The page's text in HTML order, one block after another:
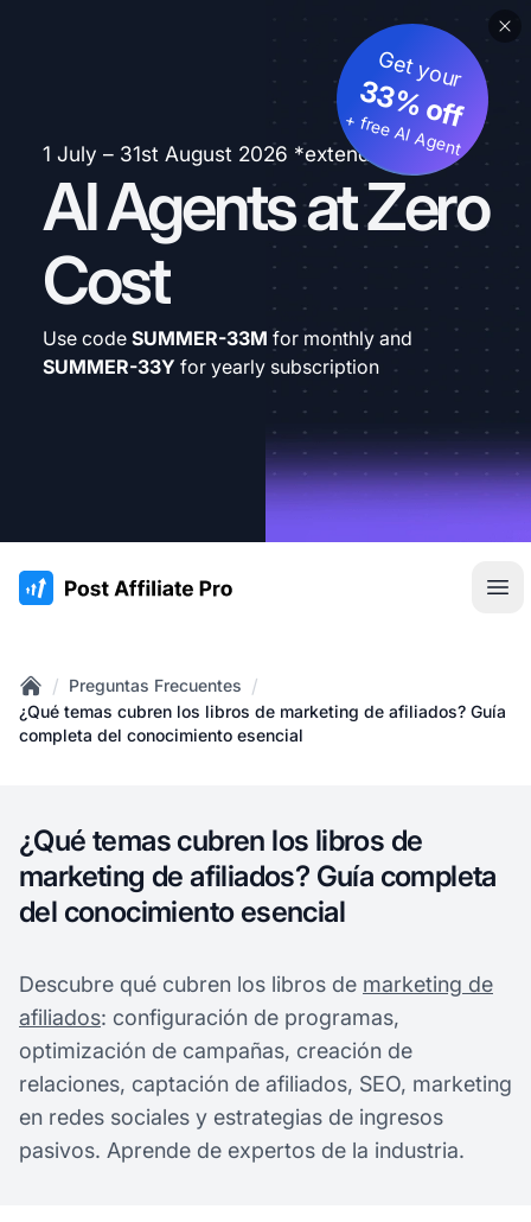
1 July – 31st August 2026 *extended
AI Agents at Zero
Cost
Get your
33% off
+ free AI Agent
Use code SUMMER-33M for monthly and
SUMMER-33Y for yearly subscription
:site.title
Home
/ Preguntas Frecuentes /
¿Qué temas cubren los libros de marketing de afiliados? Guía
completa del conocimiento esencial
¿Qué temas cubren los libros de
marketing de afiliados? Guía completa
del conocimiento esencial
Descubre qué cubren los libros de marketing de
afiliados: configuración de programas,
optimización de campañas, creación de
relaciones, captación de afiliados, SEO, marketing
en redes sociales y estrategias de ingresos
pasivos. Aprende de expertos de la industria.